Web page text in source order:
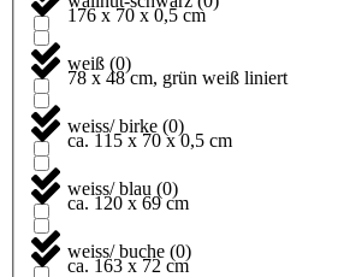
weiß (0)
weiss/ birke (0)
weiss/ blau (0)
weiss/ buche (0)
176 x 70 x 0,5 cm
78 x 48 cm, grün weiß liniert
ca. 115 x 70 x 0,5 cm
ca. 120 x 69 cm
ca. 163 x 72 cm